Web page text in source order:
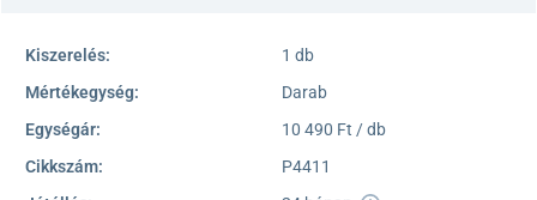
Kiszerelés:
1 db
Mértékegység:
Darab
Egységár:
10 490 Ft / db
Cikkszám:
P4411